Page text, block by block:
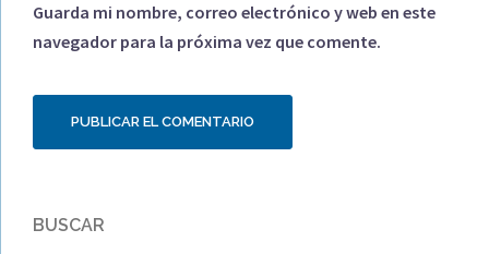
Guarda mi nombre, correo electrónico y web en este
navegador para la próxima vez que comente.
BUSCAR